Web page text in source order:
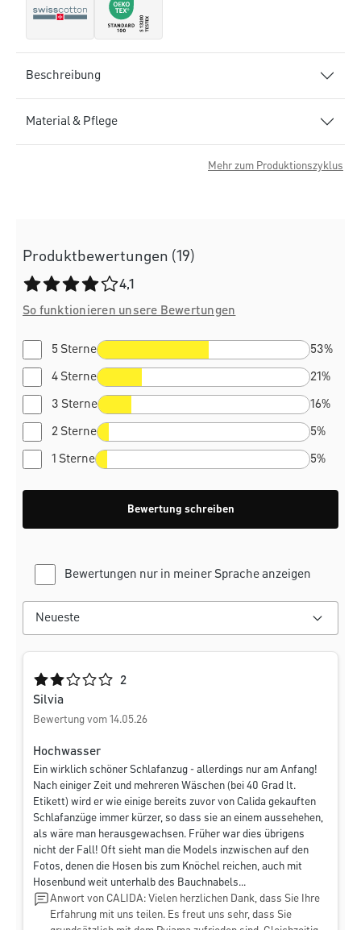
Beschreibung
Material & Pflege
Mehr zum Produktionszyklus
Produktbewertungen (19)
Durchschnittliche Bewertung von 4.1 von 5 Sternen
4,1
So funktionieren unsere Bewertungen
5 Sterne 53%
4 Sterne 21%
3 Sterne 16%
2 Sterne 5%
1 Sterne 5%
Bewertung schreiben
Bewertungen nur in meiner Sprache anzeigen
Durchschnittliche Bewertung von 2 von 5 Sternen
2
Silvia
Bewertung vom 14.05.26
Hochwasser
Ein wirklich schöner Schlafanzug - allerdings nur am Anfang!
Nach einiger Zeit und mehreren Wäschen (bei 40 Grad lt.
Etikett) wird er wie einige bereits zuvor von Calida gekauften
Schlafanzüge immer kürzer, so dass sie an einem aussehehen,
als wäre man herausgewachsen. Früher war dies übrigens
nicht der Fall! Oft sieht man die Models inzwischen auf den
Fotos, denen die Hosen bis zum Knöchel reichen, auch mit
Hosenbund weit unterhalb des Bauchnabels...
Anwort von CALIDA: Vielen herzlichen Dank, dass Sie Ihre
Erfahrung mit uns teilen. Es freut uns sehr, dass Sie